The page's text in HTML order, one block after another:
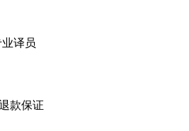
译员
款保证